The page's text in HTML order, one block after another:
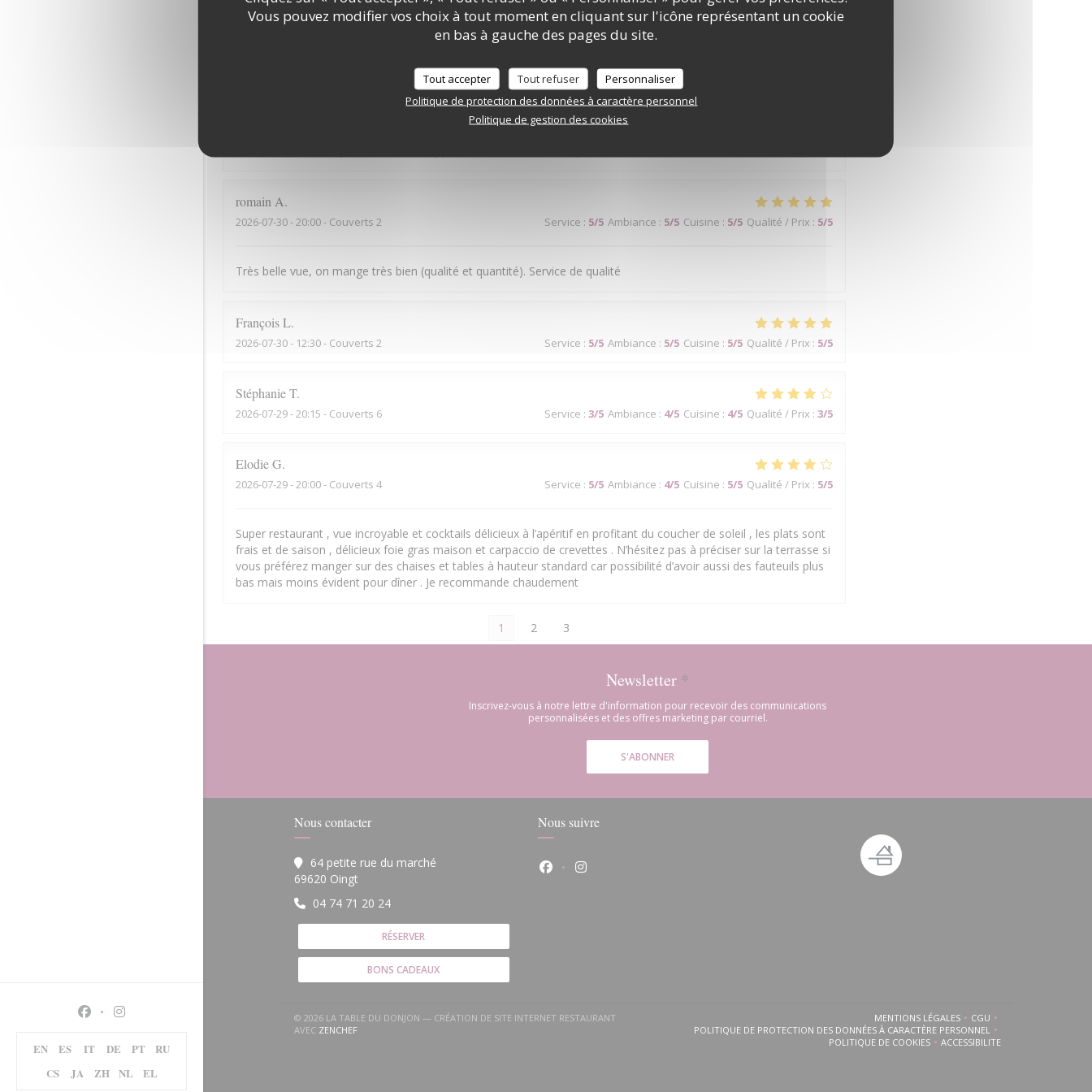
Vous pouvez modifier vos choix à tout moment en cliquant sur l'icône représentant un cookie
en bas à gauche des pages du site.
Tout accepter Tout refuser
Personnaliser
Politique de protection des données à caractère personnel
Politique de gestion des cookies
Facebook ((ouvre une nouvelle fenêtre))
Instagram ((ouvre une nouvelle fenêtre))
EN ES IT DE PT
RU
CS
JA ZH NL EL
Bonne cuisine mais service médiocre
Service: 5 /5 Ambiance:4/5 Cuisine
romain A
2026-07-30- 20:00 - Couverts 2 Service : 5/5 Ambiance : 5/5 Cuisine : 5/5 Qualité / Prix : 5/5
Très belle vue, on mange très bien (qualité et quantité). Service de qualité
FrançoisL
2026-07-30- 12:30 - Couverts 2 Service : 5/5 Ambiance : 5/5 Cuisine : 5/5 Qualité / Prix : 5/5
StéphanieT
2026-07-29- 20:15 - Couverts 6 Service : 3/5 Ambiance : 4/5 Cuisine : 4/5 Qualité / Prix : 3/5
ElodieG
2026-07-29- 20:00 - Couverts 4 Service : 5/5 Ambiance : 4/5 Cuisine : 5/5 Qualité / Prix : 5/5
Super restaurant , vue incroyable et cocktails délicieux à l’apéritif en profitant du coucher de soleil , les plats sont
frais et de saison , délicieux foie gras maison et carpaccio de crevettes . N’hésitez pas à préciser sur la terrasse si
vous préférez manger sur des chaises et tables à hauteur standard car possibilité d’avoir aussi des fauteuils plus
bas mais moins évident pour dîner . Je recommande chaudement
1 2 3
Newsletter *
Inscrivez-vous à notre lettre d'information pour recevoir des communications
personnalisées et des offres marketing par courriel.
S'ABONNER
Nous contacter
64 petite rue du marché
69620 Oingt
04 74 71 20 24
RÉSERVER
BONS CADEAUX
Nous suivre
Facebook ((ouvre une nouvelle fenêtre))
Instagram ((ouvre une nouvelle fenêtre))
© 2026 LA TABLE DU DONJON — CRÉATION DE SITE INTERNET RESTAURANT
AVEC ZENCHEF((OUVRE UNE NOUVELLE FENÊTRE))
MENTIONS LÉGALES((OUVRE UNE NOUVELLE FENÊTRE))
CGU((OUVRE UNE NOUVELLE
POLITIQUE DE PROTECTION DES DONNÉES À CARACTÈRE PERSONNEL
((OUVRE UNE NOUVELLE FENÊTRE))
POLITIQUE DE COOKIES((OUVRE UNE NOUVELLE FENÊTRE))
ACCESSIBILITE((OUVRE UNE NOUVELLE